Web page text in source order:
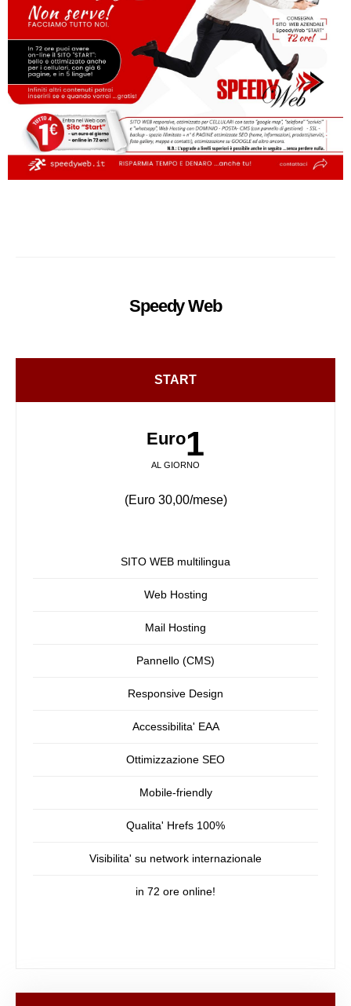
SpeedyWeb
START
Euro1
AL GIORNO
(Euro 30,00/mese)
SITO WEB multilingua
Web Hosting
Mail Hosting
Pannello (CMS)
Responsive Design
Accessibilita' EAA
Ottimizzazione SEO
Mobile-friendly
Qualita' Hrefs 100%
Visibilita' su network internazionale
in 72 ore online!